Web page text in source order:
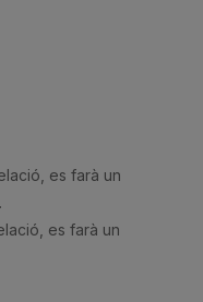
es farà un
es farà un